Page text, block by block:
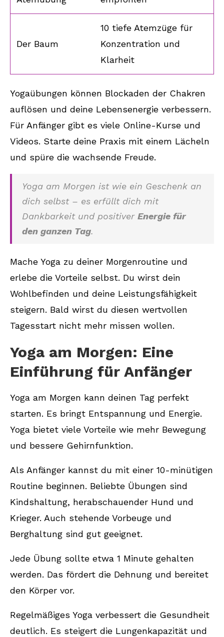
Der Baum
10 tiefe Atemzüge für
Konzentration und
Klarheit
Yogaübungen können Blockaden der Chakren
auflösen und deine Lebensenergie verbessern.
Für Anfänger gibt es viele Online-Kurse und
Videos. Starte deine Praxis mit einem Lächeln
und spüre die wachsende Freude.
Yoga am Morgen ist wie ein Geschenk an
dich selbst – es erfüllt dich mit
Dankbarkeit und positiver Energie für
den ganzen Tag.
Mache Yoga zu deiner Morgenroutine und
erlebe die Vorteile selbst. Du wirst dein
Wohlbefinden und deine Leistungsfähigkeit
steigern. Bald wirst du diesen wertvollen
Tagesstart nicht mehr missen wollen.
Yoga am Morgen: Eine
Einführung für Anfänger
Yoga am Morgen kann deinen Tag perfekt
starten. Es bringt Entspannung und Energie.
Yoga bietet viele Vorteile wie mehr Bewegung
und bessere Gehirnfunktion.
Als Anfänger kannst du mit einer 10-minütigen
Routine beginnen. Beliebte Übungen sind
Kindshaltung, herabschauender Hund und
Krieger. Auch stehende Vorbeuge und
Berghaltung sind gut geeignet.
Jede Übung sollte etwa 1 Minute gehalten
werden. Das fördert die Dehnung und bereitet
den Körper vor.
Regelmäßiges Yoga verbessert die Gesundheit
deutlich. Es steigert die Lungenkapazität und